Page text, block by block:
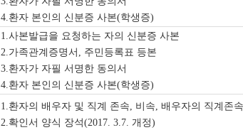
4.환자 본인의 신분증 사본(학생증)
1.사본발급을 요청하는 자의 신분증 사본
2.가족관계증명서 , 주민등록표 등본
3.환자가 자필 서명한 동의서
4.환자 본인의 신분증 사본(학생증)
1.환자의 배우자 및 직계 존속, 비속, 배우자의 직계존
2.확인서 양식 장석(2017. 3.7. 개정)